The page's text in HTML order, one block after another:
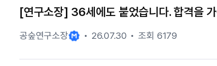
[연구소장] 36세에도 붙었습니다. 합격을
공숲연구소장 26.07.30 조회 6179